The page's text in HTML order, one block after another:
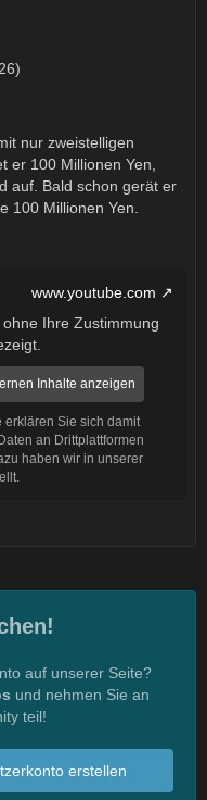
nur zweistelligen
er 100 Millionen Yen,
auf. Bald schon gerät er
100 Millionen Yen.
www.youtube.com
Ihre Zustimmung
Inhalte anzeigen
erklären Sie sich damit
an Drittplattformen
haben wir in unserer
auf unserer Seite?
und nehmen Sie an
teil!
erstellen